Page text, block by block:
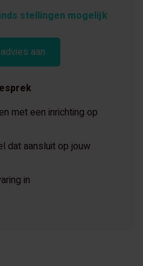
stellingen mogelijk
aan
met een inrichting op
dat aansluit op jouw
in